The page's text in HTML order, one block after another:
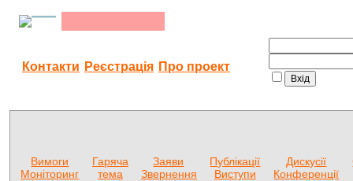
Контакти Реєстрація Про проект
Вимоги
Моніторинг
Гаряча
тема
Заяви
Звернення
Публікації
Виступи
Дискусії
Конференції